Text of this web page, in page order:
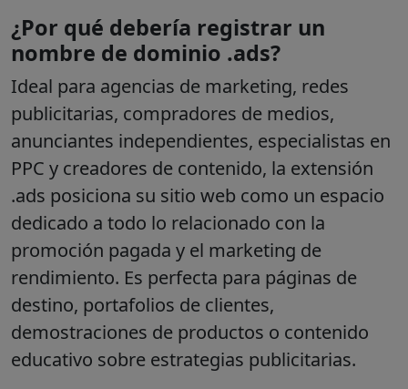
¿Por qué debería registrar un
nombre de dominio .ads?
Ideal para agencias de marketing, redes
publicitarias, compradores de medios,
anunciantes independientes, especialistas en
PPC y creadores de contenido, la extensión
.ads posiciona su sitio web como un espacio
dedicado a todo lo relacionado con la
promoción pagada y el marketing de
rendimiento. Es perfecta para páginas de
destino, portafolios de clientes,
demostraciones de productos o contenido
educativo sobre estrategias publicitarias.